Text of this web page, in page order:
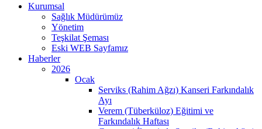
Kurumsal
Sağlık Müdürümüz
Yönetim
Teşkilat Şeması
Eski WEB Sayfamız
Haberler
2026
Ocak
Serviks (Rahim Ağzı) Kanseri Farkındalık
Ayı
Verem (Tüberküloz) Eğitimi ve
Farkındalık Haftası